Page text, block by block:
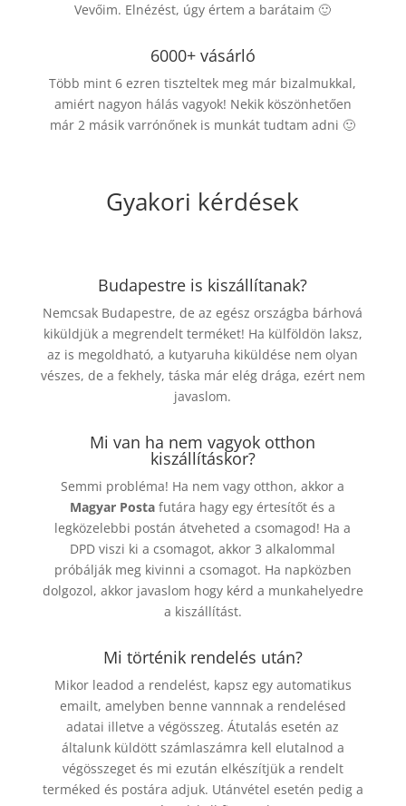
Vevőim. Elnézést, úgy értem a barátaim 🙂
6000+ vásárló
Több mint 6 ezren tiszteltek meg már bizalmukkal,
amiért nagyon hálás vagyok! Nekik köszönhetően
már 2 másik varrónőnek is munkát tudtam adni 🙂
Gyakori kérdések
Budapestre is kiszállítanak?
Nemcsak Budapestre, de az egész országba bárhová
kiküldjük a megrendelt terméket! Ha külföldön laksz,
az is megoldható, a kutyaruha kiküldése nem olyan
vészes, de a fekhely, táska már elég drága, ezért nem
javaslom.
Mi van ha nem vagyok otthon
kiszállításkor?
Semmi probléma! Ha nem vagy otthon, akkor a
Magyar Postafutára hagy egy értesítőt és a
legközelebbi postán átveheted a csomagod! Ha a
DPD viszi ki a csomagot, akkor 3 alkalommal
próbálják meg kivinni a csomagot. Ha napközben
dolgozol, akkor javaslom hogy kérd a munkahelyedre
a kiszállítást.
Mi történik rendelés után?
Mikor leadod a rendelést, kapsz egy automatikus
emailt, amelyben benne vannnak a rendelésed
adatai illetve a végösszeg. Átutalás esetén az
általunk küldött számlaszámra kell elutalnod a
végösszeget és mi ezután elkészítjük a rendelt
terméked és postára adjuk. Utánvétel esetén pedig a